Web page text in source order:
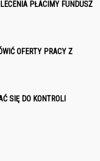
PŁACIMY FUNDUSZ
OFERTY PRACY Z
SIĘ DO KONTROLI